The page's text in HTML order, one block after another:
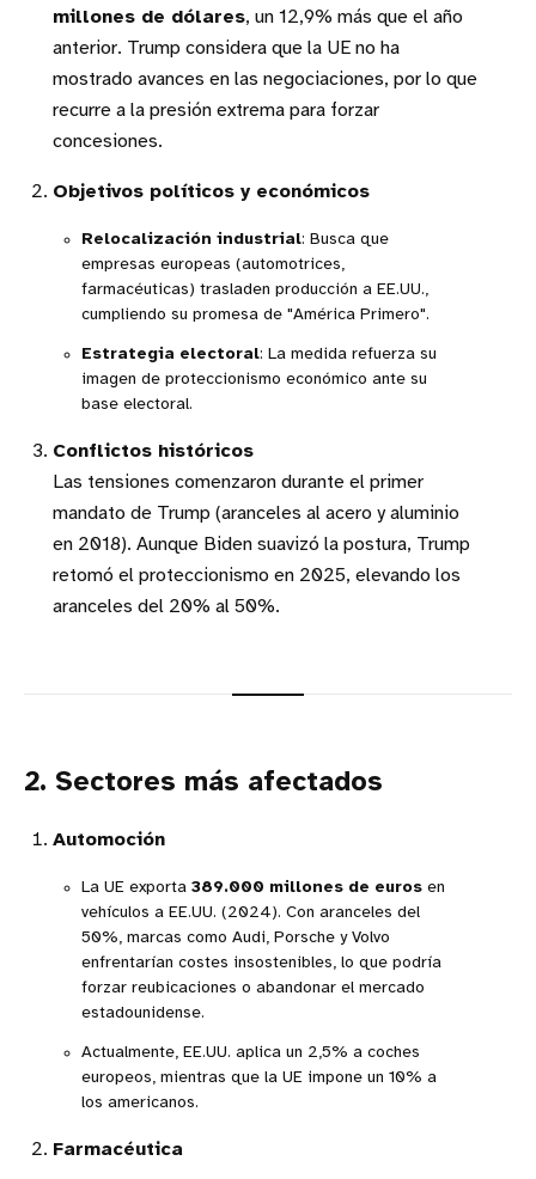
millones de dólares, un 12,9% más que el año
anterior. Trump considera que la UE no ha
mostrado avances en las negociaciones, por lo que
recurre a la presión extrema para forzar
concesiones.
Objetivos políticos y económicos
Relocalización industrial: Busca que
empresas europeas (automotrices,
farmacéuticas) trasladen producción a EE.UU.,
cumpliendo su promesa de "América Primero".
Estrategia electoral: La medida refuerza su
imagen de proteccionismo económico ante su
base electoral.
Conflictos históricos
Las tensiones comenzaron durante el primer
mandato de Trump (aranceles al acero y aluminio
en 2018). Aunque Biden suavizó la postura, Trump
retomó el proteccionismo en 2025, elevando los
aranceles del 20% al 50%.
2. Sectores más afectados
Automoción
La UE exporta 389.000 millones de euros en
vehículos a EE.UU. (2024). Con aranceles del
50%, marcas como Audi, Porsche y Volvo
enfrentarían costes insostenibles, lo que podría
forzar reubicaciones o abandonar el mercado
estadounidense.
Actualmente, EE.UU. aplica un 2,5% a coches
europeos, mientras que la UE impone un 10% a
los americanos.
Farmacéutica